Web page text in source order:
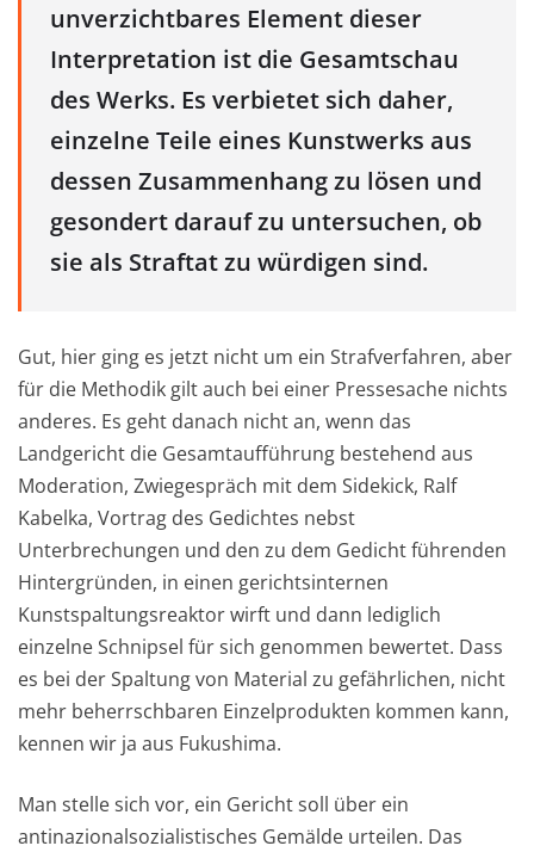
unverzichtbares Element dieser
Interpretation ist die Gesamtschau
des Werks. Es verbietet sich daher,
einzelne Teile eines Kunstwerks aus
dessen Zusammenhang zu lösen und
gesondert darauf zu untersuchen, ob
sie als Straftat zu würdigen sind.
Gut, hier ging es jetzt nicht um ein Strafverfahren, aber
für die Methodik gilt auch bei einer Pressesache nichts
anderes. Es geht danach nicht an, wenn das
Landgericht die Gesamtaufführung bestehend aus
Moderation, Zwiegespräch mit dem Sidekick, Ralf
Kabelka, Vortrag des Gedichtes nebst
Unterbrechungen und den zu dem Gedicht führenden
Hintergründen, in einen gerichtsinternen
Kunstspaltungsreaktor wirft und dann lediglich
einzelne Schnipsel für sich genommen bewertet. Dass
es bei der Spaltung von Material zu gefährlichen, nicht
mehr beherrschbaren Einzelprodukten kommen kann,
kennen wir ja aus Fukushima.
Man stelle sich vor, ein Gericht soll über ein
antinazionalsozialistisches Gemälde urteilen. Das